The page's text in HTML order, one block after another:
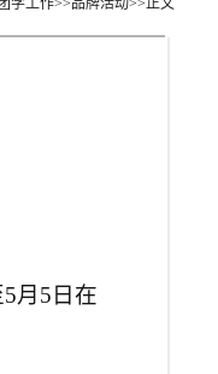
团学工作>>品牌活动>>正文
月5日在